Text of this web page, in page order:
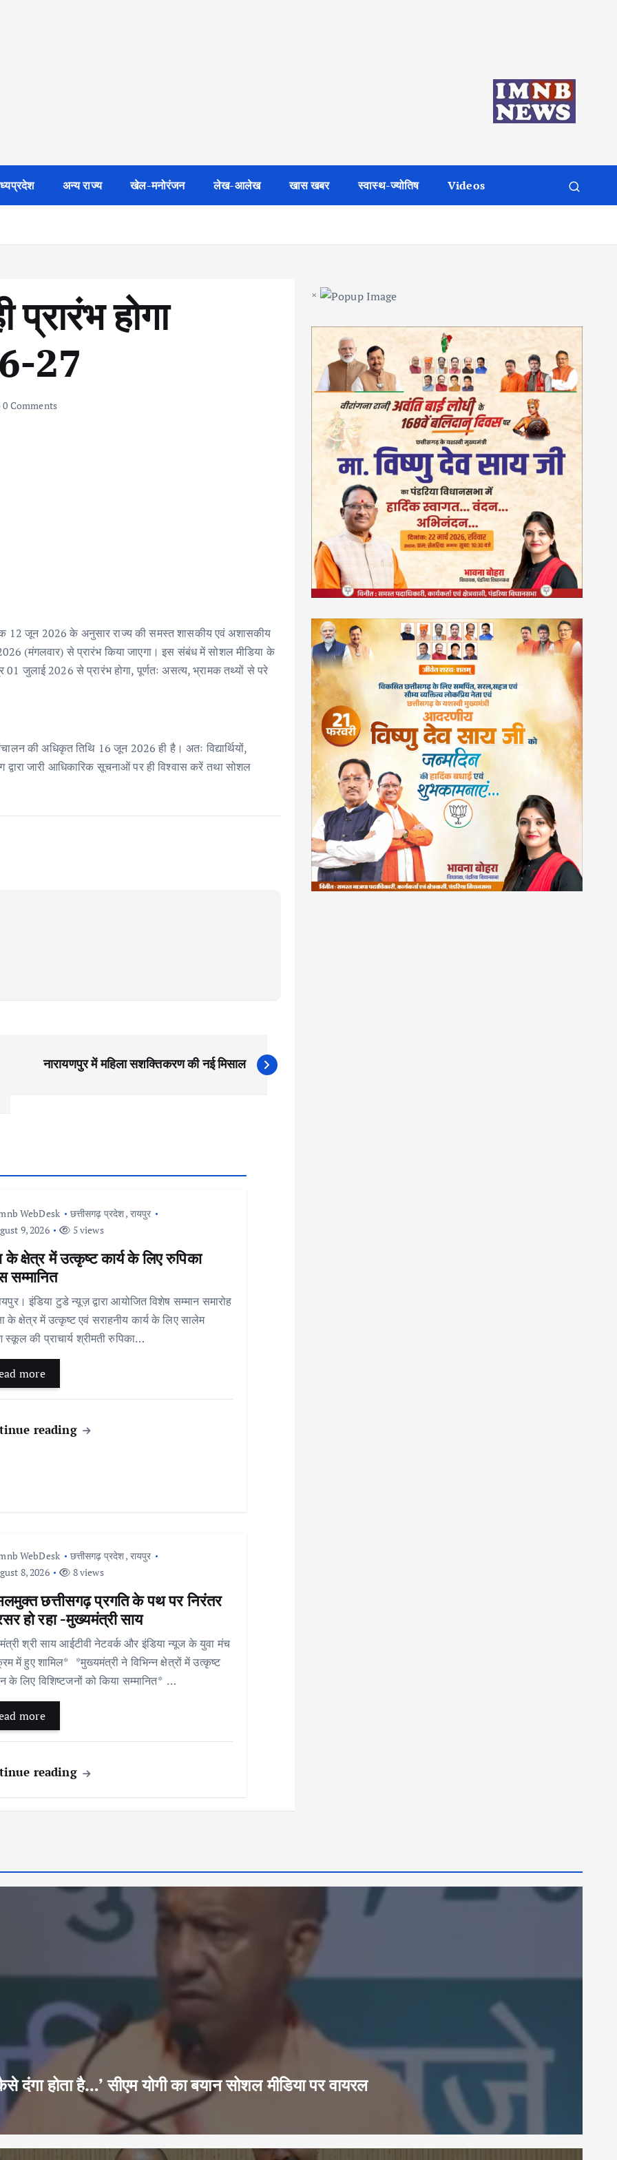
अन्य राज्य खेल-मनोरंजन लेख-आलेख खास खबर स्वास्थ-ज्योतिष Videos
होगा
27
0 Comments
12 जून 2026 के अनुसार राज्य की समस्त शासकीय एवं अशासकीय
(मंगलवार) से प्रारंभ किया जाएगा। इस संबंध में सोशल मीडिया के
01 जुलाई 2026 से प्रारंभ होगा, पूर्णतः असत्य, भ्रामक तथ्यों से परे
की अधिकृत तिथि 16 जून 2026 ही है। अतः विद्यार्थियों,
जारी आधिकारिक सूचनाओं पर ही विश्वास करें तथा सोशल
नारायणपुर में महिला सशक्तिकरण की नई मिसाल
WebDesk छत्तीसगढ़ प्रदेश, रायपुर
9, 2026
5 views
के क्षेत्र में उत्कृष्ट कार्य के लिए रुपिका
सम्मानित
इंडिया टुडे न्यूज़ द्वारा आयोजित विशेष सम्मान समारोह
के क्षेत्र में उत्कृष्ट एवं सराहनीय कार्य के लिए सालेम
स्कूल की प्राचार्य श्रीमती रुपिका…
more
reading
WebDesk छत्तीसगढ़ प्रदेश, रायपुर
8, 2026
8 views
छत्तीसगढ़ प्रगति के पथ पर निरंतर
हो रहा -मुख्यमंत्री साय
श्री साय आईटीवी नेटवर्क और इंडिया न्यूज के युवा मंच
में हुए शामिल* *मुख्यमंत्री ने विभिन्न क्षेत्रों में उत्कृष्ट
के लिए विशिष्टजनों को किया सम्मानित* …
more
reading
×
होता है…’ सीएम योगी का बयान सोशल मीडिया पर वायरल